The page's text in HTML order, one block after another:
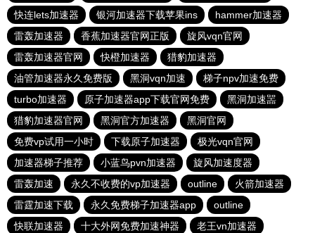
快连lets加速器
银河加速器下载苹果ins
hammer加速器
雷轰加速器
香蕉加速器官网正版
旋风vqn官网
雷轰加速器官网
快橙加速器
猎豹加速器
油管加速器永久免费版
黑洞vqn加速
梯子npv加速免费
turbo加速器
原子加速器app下载官网免费
黑洞加速噐
猎豹加速器官网
黑洞官方加速器
黑洞官网
免费vp试用一小时
下载原子加速器
极光vqn官网
加速器梯子推荐
小蓝鸟pvn加速器
旋风加速度器
雷轰加速
永久不收费的vp加速器 outline
火箭加速器
雷霆加速下载
永久免费梯子加速器app
outline
快联加速器
十大外网免费加速神器 老王vn加速器